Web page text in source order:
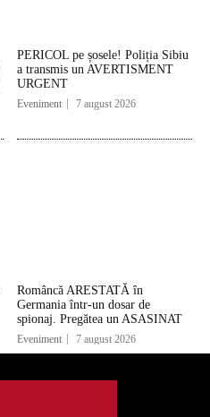
PERICOL pe șosele! Poliția Sibiu
a transmis un AVERTISMENT
URGENT
Eveniment 7 august 2026
Româncă ARESTATĂ în
Germania într-un dosar de
spionaj. Pregătea un ASASINAT
Eveniment 7 august 2026